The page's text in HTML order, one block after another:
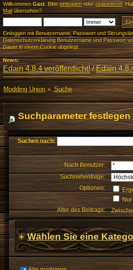
Willkommen Gast. Bitte einloggenoderregistrieren.
Mailübersehen?
Einloggen mit Benutzername, Passwort und
Datenschutzerklärung Benutzername und Passwort
Dauer in einem Cookie abgelegt.
News:
Edain 4.8.4 veröffentlicht!/Edain
Modding Union» Suche
Suchparameter festlegen
Suchen nach:
Nach Benutzer:
Suchreihenfolge:
Optionen:
Nur
Alter des Beitrags:
Wählen Sie eine